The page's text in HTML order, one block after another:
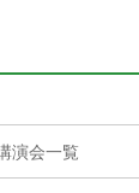
演会一覧